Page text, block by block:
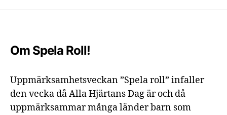
Om Spela Roll!
Uppmärksamhetsveckan ”Spela roll” infaller
den vecka då Alla Hjärtans Dag är och då
uppmärksammar många länder barn som